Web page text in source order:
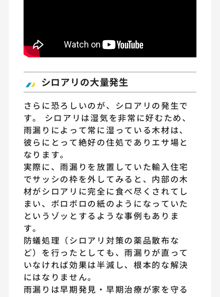
シロアリの大量発生
さらに恐ろしいのが、シロアリの発生で
す。 シロアリは湿気を非常に好むため、
雨漏りによって常に湿っている木材は、
彼らにとって絶好の住処でありエサ場と
なります。
実際に、雨漏りを放置していた輸入住宅
でサッシの枠を外してみると、内部の木
材がシロアリに完全に食べ尽くされてし
まい、ボロボロの紙のようになっていた
というゾッとするような事例もありま
す。
防蟻処理（シロアリ対策の薬品散布な
ど）を行ったとしても、雨漏りが直って
いなければ効果は半減し、根本的な解決
にはなりません。
雨漏りは早期発見・早期治療が家を守る